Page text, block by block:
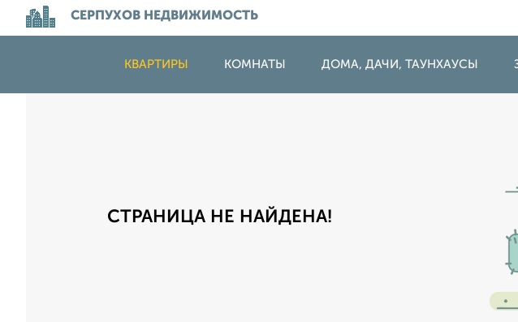
СЕРПУХОВ НЕДВИЖИМОСТЬ
КВАРТИРЫ КОМНАТЫ ДОМА, ДАЧИ, ТАУНХАУСЫ
СТРАНИЦА НЕ НАЙДЕНА!